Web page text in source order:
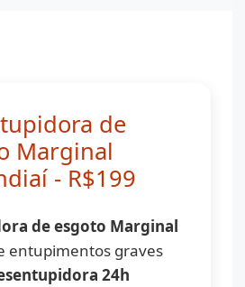
de
Marginal
- R$199
de esgoto Marginal
entupimentos graves
24h